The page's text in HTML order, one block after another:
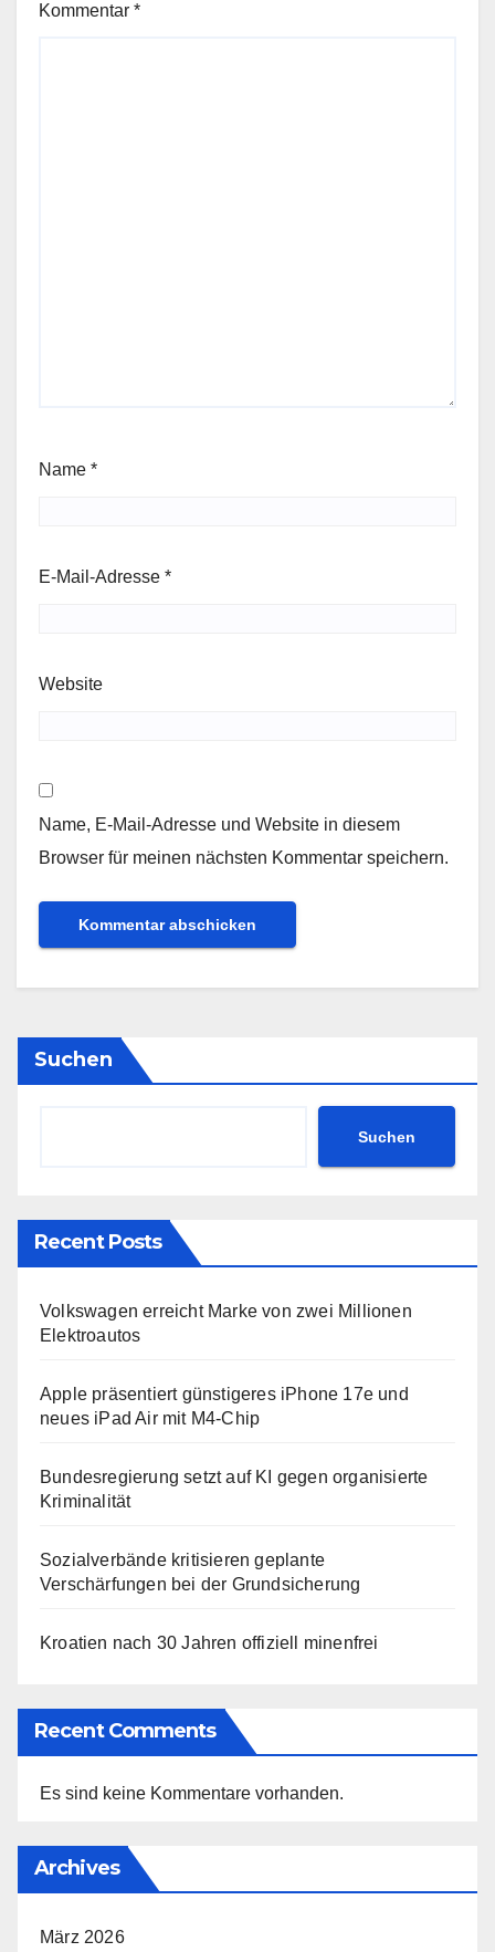
Kommentar *
Name *
E-Mail-Adresse *
Website
Name, E-Mail-Adresse und Website in diesem
Browser für meinen nächsten Kommentar speichern.
Suchen
Suchen
Recent Posts
Volkswagen erreicht Marke von zwei Millionen
Elektroautos
Apple präsentiert günstigeres iPhone 17e und
neues iPad Air mit M4-Chip
Bundesregierung setzt auf KI gegen organisierte
Kriminalität
Sozialverbände kritisieren geplante
Verschärfungen bei der Grundsicherung
Kroatien nach 30 Jahren offiziell minenfrei
Recent Comments
Es sind keine Kommentare vorhanden.
Archives
März 2026